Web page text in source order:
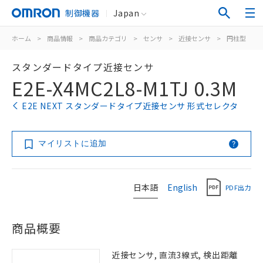
制御機器 Japan
ホーム > 商品情報 > 商品カテゴリ > センサ > 近接センサ > 円柱型
スタンダードタイプ近接センサ
E2E-X4MC2L8-M1TJ 0.3M
E2E NEXT スタンダードタイプ近接センサ 形式セレクタ
マイリストに追加
日本語 English PDF出力
商品概要
近接センサ, 直流3線式, 検出距離